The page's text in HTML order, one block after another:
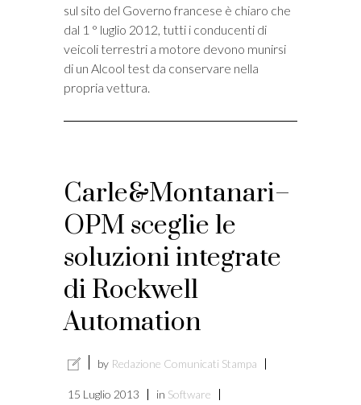
sul sito del Governo francese è chiaro che
dal 1 ° luglio 2012, tutti i conducenti di
veicoli terrestri a motore devono munirsi
di un Alcool test da conservare nella
propria vettura.
Carle&Montanari–
OPM sceglie le
soluzioni integrate
di Rockwell
Automation
by Redazione Comunicati Stampa
15 Luglio 2013 in Software